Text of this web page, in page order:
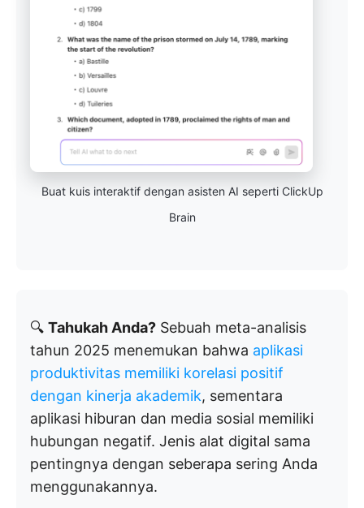
Buat kuis interaktif dengan asisten AI seperti ClickUp
Brain
🔍 Tahukah Anda? Sebuah meta-analisis
tahun 2025 menemukan bahwa aplikasi
produktivitas memiliki korelasi positif
dengan kinerja akademik, sementara
aplikasi hiburan dan media sosial memiliki
hubungan negatif. Jenis alat digital sama
pentingnya dengan seberapa sering Anda
menggunakannya.